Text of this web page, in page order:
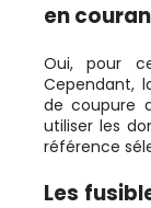
en
Oui, pour
Cependant,
de coupure
utiliser les
référence
Les